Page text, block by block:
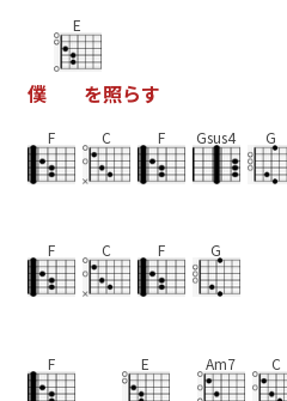
僕
E
を照らす
F C F Gsus4 G
F C F G
F E Am7 C